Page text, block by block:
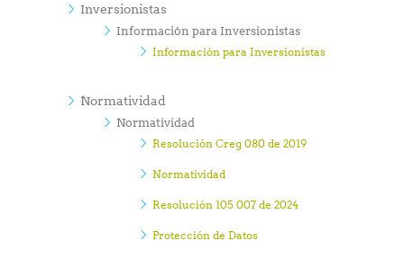
Inversionistas
Información para Inversionistas
Información para Inversionistas
Normatividad
Normatividad
Resolución Creg 080 de 2019
Normatividad
Resolución 105 007 de 2024
Protección de Datos